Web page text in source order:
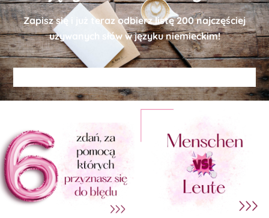
Zapisz się i już teraz odbierzlistę200 najczęściej
używanych słów w języku niemieckim!